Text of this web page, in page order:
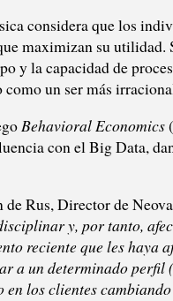
considera que los
maximizan su utilidad.
y la capacidad de
como un ser más
Behavioral Economics
con el Big Data,
de Rus, Director de
y, por tanto,
reciente que les
a un determinado perfil
los clientes